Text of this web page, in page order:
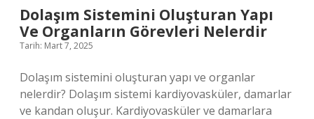
Dolaşım Sistemini Oluşturan Yapı
Ve Organların Görevleri Nelerdir
Tarih: Mart 7, 2025
Dolaşım sistemini oluşturan yapı ve organlar
nelerdir? Dolaşım sistemi kardiyovasküler, damarlar
ve kandan oluşur. Kardiyovasküler ve damarlara